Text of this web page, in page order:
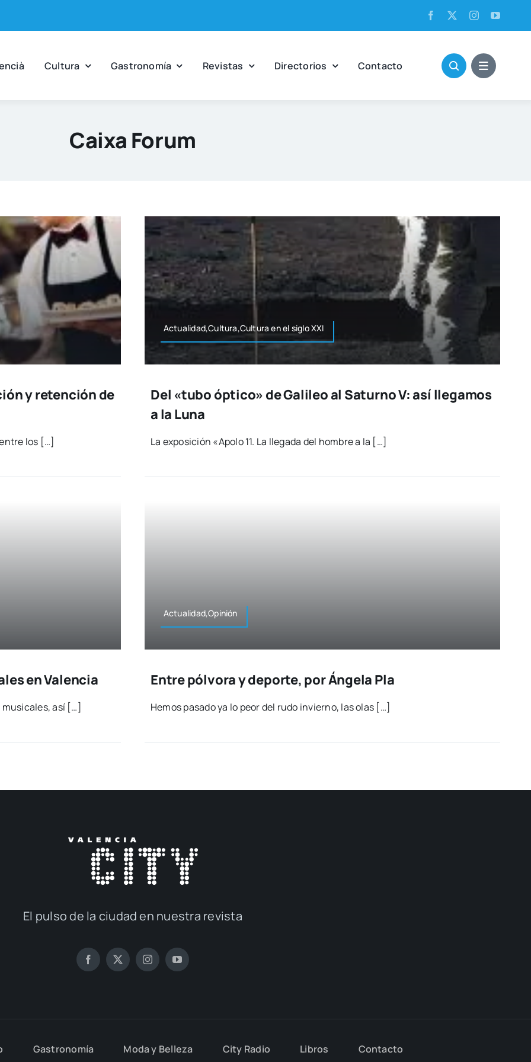
Cul­tu­ra Gas­tro­no­mía Revis­tas Direc­to­rios Con­tac­to
Caixa Forum
y retención de
los […]
Actualidad,Cultura,Cultura en el siglo XXI
Del «tubo óptico» de Galileo al Saturno V: así llegamos
a la Luna
La expo­si­ción «Apo­lo 11. La lle­ga­da del hom­bre a la […]
en Valencia
musi­ca­les, así […]
Actualidad,Opinión
Entre pólvora y deporte, por Ángela Pla
Hemos pasa­do ya lo peor del rudo invierno, las olas […]
El pul­so de la ciu­dad en nues­tra revis­ta
Gas­tro­no­mía Moda y Belle­za City Radio Libros Con­tac­to